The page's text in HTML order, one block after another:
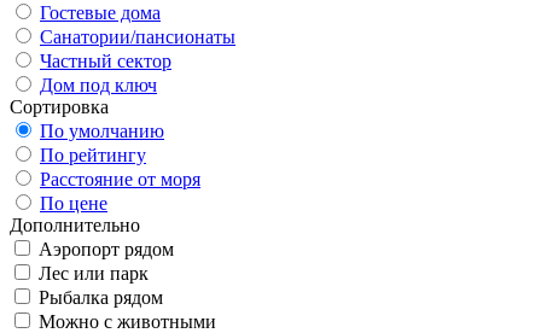
Гостевые дома
Санатории/пансионаты
Частный сектор
Дом под ключ
Сортировка
По умолчанию
По рейтингу
Расстояние от моря
По цене
Дополнительно
Аэропорт рядом
Лес или парк
Рыбалка рядом
Можно с животными